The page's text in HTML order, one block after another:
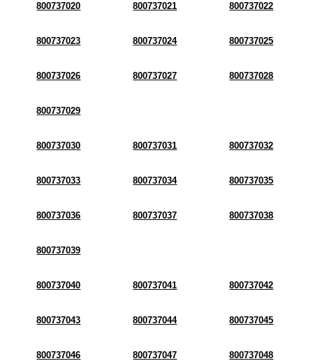
800737020 800737021 800737022
800737023 800737024 800737025
800737026 800737027 800737028
800737029
800737030 800737031 800737032
800737033 800737034 800737035
800737036 800737037 800737038
800737039
800737040 800737041 800737042
800737043 800737044 800737045
800737046 800737047 800737048